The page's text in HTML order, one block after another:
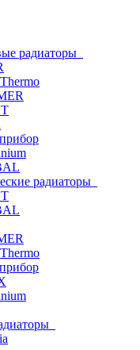
радиаторы
радиаторы